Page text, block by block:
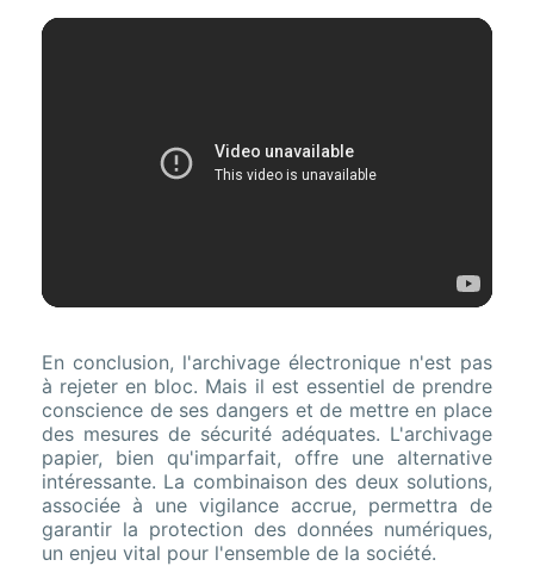
En conclusion, l'archivage électronique n'est pas
à rejeter en bloc. Mais il est essentiel de prendre
conscience de ses dangers et de mettre en place
des mesures de sécurité adéquates. L'archivage
papier, bien qu'imparfait, offre une alternative
intéressante. La combinaison des deux solutions,
associée à une vigilance accrue, permettra de
garantir la protection des données numériques,
un enjeu vital pour l'ensemble de la société.